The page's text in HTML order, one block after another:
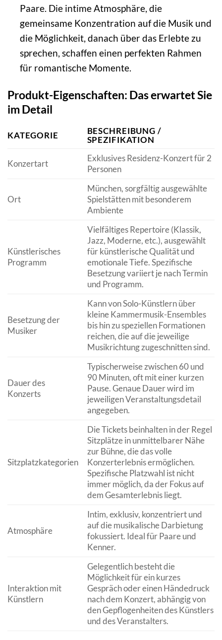
Paare. Die intime Atmosphäre, die
gemeinsame Konzentration auf die Musik und
die Möglichkeit, danach über das Erlebte zu
sprechen, schaffen einen perfekten Rahmen
für romantische Momente.
Produkt-Eigenschaften: Das erwartet Sie
im Detail
KATEGORIE
BESCHREIBUNG /
SPEZIFIKATION
Konzertart
Exklusives Residenz-Konzert für 2
Personen
Ort
München, sorgfältig ausgewählte
Spielstätten mit besonderem
Ambiente
Künstlerisches
Programm
Vielfältiges Repertoire (Klassik,
Jazz, Moderne, etc.), ausgewählt
für künstlerische Qualität und
emotionale Tiefe. Spezifische
Besetzung variiert je nach Termin
und Programm.
Besetzung der
Musiker
Kann von Solo-Künstlern über
kleine Kammermusik-Ensembles
bis hin zu speziellen Formationen
reichen, die auf die jeweilige
Musikrichtung zugeschnitten sind.
Dauer des
Konzerts
Typischerweise zwischen 60 und
90 Minuten, oft mit einer kurzen
Pause. Genaue Dauer wird im
jeweiligen Veranstaltungsdetail
angegeben.
Sitzplatzkategorien
Die Tickets beinhalten in der Regel
Sitzplätze in unmittelbarer Nähe
zur Bühne, die das volle
Konzerterlebnis ermöglichen.
Spezifische Platzwahl ist nicht
immer möglich, da der Fokus auf
dem Gesamterlebnis liegt.
Atmosphäre
Intim, exklusiv, konzentriert und
auf die musikalische Darbietung
fokussiert. Ideal für Paare und
Kenner.
Interaktion mit
Künstlern
Gelegentlich besteht die
Möglichkeit für ein kurzes
Gespräch oder einen Händedruck
nach dem Konzert, abhängig von
den Gepflogenheiten des Künstlers
und des Veranstalters.